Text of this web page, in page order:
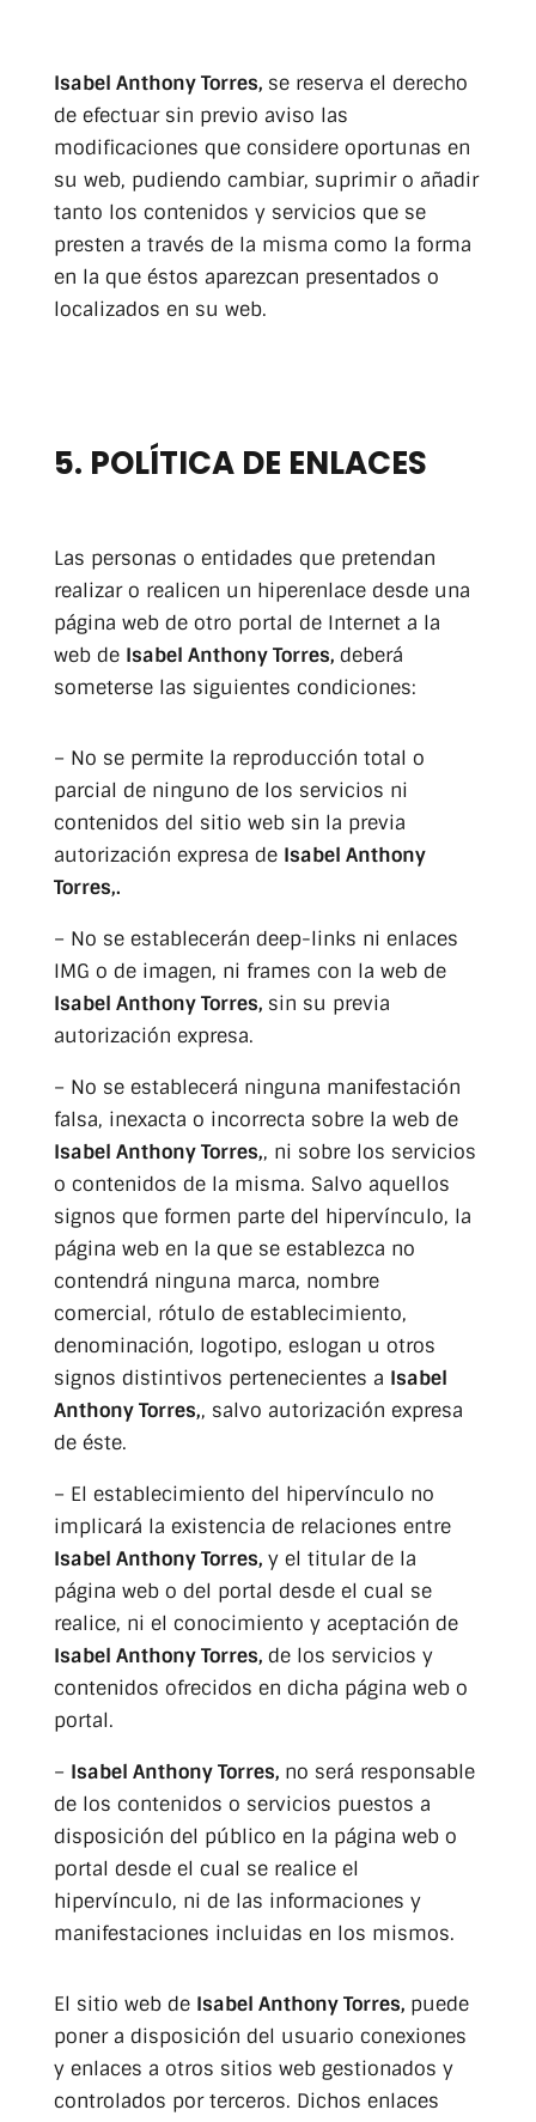
Isabel Anthony Torres, se reserva el derecho
de efectuar sin previo aviso las
modificaciones que considere oportunas en
su web, pudiendo cambiar, suprimir o añadir
tanto los contenidos y servicios que se
presten a través de la misma como la forma
en la que éstos aparezcan presentados o
localizados en su web.
5. POLÍTICA DE ENLACES
Las personas o entidades que pretendan
realizar o realicen un hiperenlace desde una
página web de otro portal de Internet a la
web de Isabel Anthony Torres, deberá
someterse las siguientes condiciones:
– No se permite la reproducción total o
parcial de ninguno de los servicios ni
contenidos del sitio web sin la previa
autorización expresa de Isabel Anthony
Torres,.
– No se establecerán deep-links ni enlaces
IMG o de imagen, ni frames con la web de
Isabel Anthony Torres, sin su previa
autorización expresa.
– No se establecerá ninguna manifestación
falsa, inexacta o incorrecta sobre la web de
Isabel Anthony Torres,, ni sobre los servicios
o contenidos de la misma. Salvo aquellos
signos que formen parte del hipervínculo, la
página web en la que se establezca no
contendrá ninguna marca, nombre
comercial, rótulo de establecimiento,
denominación, logotipo, eslogan u otros
signos distintivos pertenecientes a Isabel
Anthony Torres,, salvo autorización expresa
de éste.
– El establecimiento del hipervínculo no
implicará la existencia de relaciones entre
Isabel Anthony Torres, y el titular de la
página web o del portal desde el cual se
realice, ni el conocimiento y aceptación de
Isabel Anthony Torres, de los servicios y
contenidos ofrecidos en dicha página web o
portal.
– Isabel Anthony Torres, no será responsable
de los contenidos o servicios puestos a
disposición del público en la página web o
portal desde el cual se realice el
hipervínculo, ni de las informaciones y
manifestaciones incluidas en los mismos.
El sitio web de Isabel Anthony Torres, puede
poner a disposición del usuario conexiones
y enlaces a otros sitios web gestionados y
controlados por terceros. Dichos enlaces